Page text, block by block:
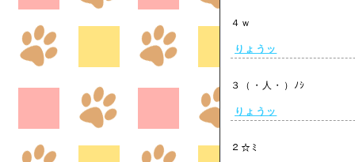
４ｗ
りょうッ
３（・人・）ﾉｼ
りょうッ
２☆ﾐ